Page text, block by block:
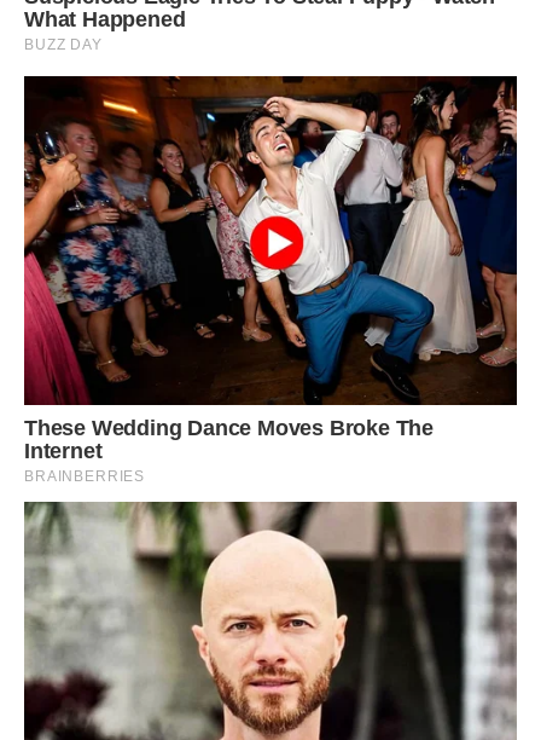
Я зібрала речі і поїхала.
Через місяць він приїхав за мною. Сказав, що був не
правий, йому все батько розповів, мати просто ревнує,
давай все забудемо, поїхали назад, люблю, люблю ….
Але я поставила умови: або живемо в орендованій
квартирі, він перестає їздити, знаходить роботу тут,
відкриває свою будівельну фірму, або ніяк і розлучення.